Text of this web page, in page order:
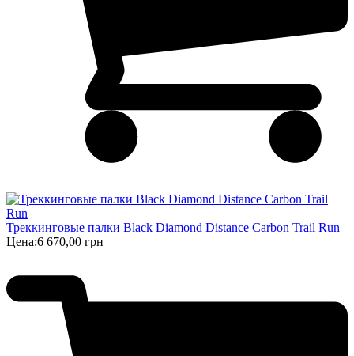
Треккинговые палки Black Diamond Distance Carbon Trail Run
Цена:6 670,00 грн